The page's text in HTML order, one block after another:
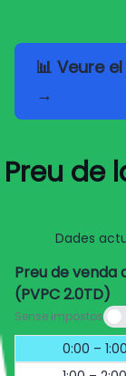
📊 Veure
→
Preu de
Dades
Preu de venda
(PVPC 2.0TD)
Sense impostos
0:00 – 1:00